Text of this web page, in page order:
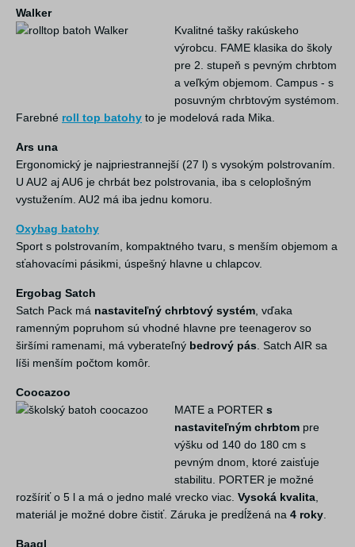
Walker
Kvalitné tašky rakúskeho
výrobcu. FAME klasika do školy
pre 2. stupeň s pevným chrbtom
a veľkým objemom. Campus - s
posuvným chrbtovým systémom.
Farebné roll top batohy to je modelová rada Mika.
Ars una
Ergonomický je najpriestrannejší (27 l) s vysokým polstrovaním.
U AU2 aj AU6 je chrbát bez polstrovania, iba s celoplošným
vystužením. AU2 má iba jednu komoru.
Oxybag batohy
Sport s polstrovaním, kompaktného tvaru, s menším objemom a
sťahovacími pásikmi, úspešný hlavne u chlapcov.
Ergobag Satch
Satch Pack má nastaviteľný chrbtový systém , vďaka
ramenným popruhom sú vhodné hlavne pre teenagerov so
širšími ramenami, má vyberateľný bedrový pás . Satch AIR sa
líši menším počtom komôr.
Coocazoo
MATE a PORTER s
nastaviteľným chrbtom pre
výšku od 140 do 180 cm s
pevným dnom, ktoré zaisťuje
stabilitu. PORTER je možné
rozšíriť o 5 l a má o jedno malé vrecko viac. Vysoká kvalita
materiál je možné dobre čistiť. Záruka je predĺžená na 4 roky
Baagl